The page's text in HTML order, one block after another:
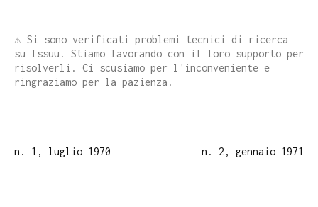
⚠️ Si sono verificati problemi tecnici di ricerca
su Issuu. Stiamo lavorando con il loro supporto per
risolverli. Ci scusiamo per l'inconveniente e
ringraziamo per la pazienza.
n. 1, luglio 1970 n. 2, gennaio 1971